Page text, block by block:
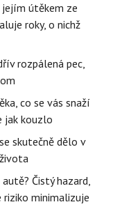
útěkem ze
roky, o nichž
rozpálená pec,
co se vás snaží
jak kouzlo
skutečně dělo v
Čistý hazard,
minimalizuje